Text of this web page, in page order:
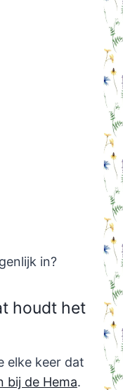
in?
houdt het
elke keer dat
bij de Hema.